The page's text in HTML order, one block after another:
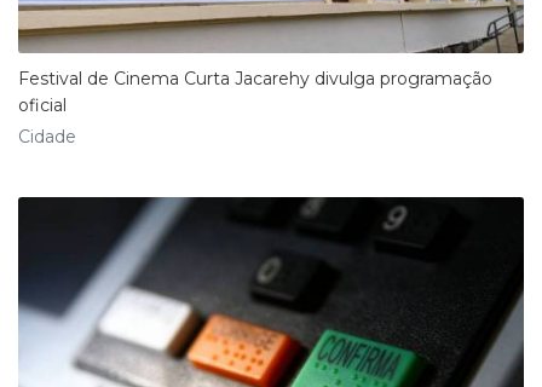
Festival de Cinema Curta Jacarehy divulga programação
oficial
Cidade